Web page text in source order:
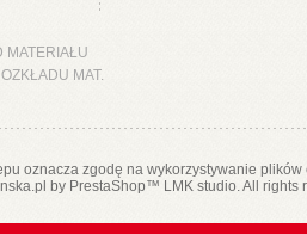
MATERIAŁU
MAT.
oznacza zgodę na wykorzystywanie
by PrestaShop™ LMK studio. All rights